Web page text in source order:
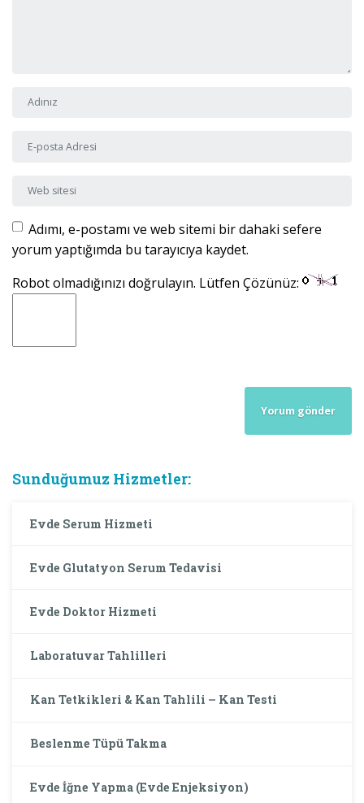
Adı ve Soyadı
E-posta Adresi
Web sitesi
Adımı, e-postamı ve web sitemi bir dahaki sefere
yorum yaptığımda bu tarayıcıya kaydet.
Robot olmadığınızı doğrulayın. Lütfen Çözünüz:
Sunduğumuz Hizmetler:
Evde Serum Hizmeti
Evde Glutatyon Serum Tedavisi
Evde Doktor Hizmeti
Laboratuvar Tahlilleri
Kan Tetkikleri & Kan Tahlili – Kan Testi
Beslenme Tüpü Takma
Evde İğne Yapma (Evde Enjeksiyon)